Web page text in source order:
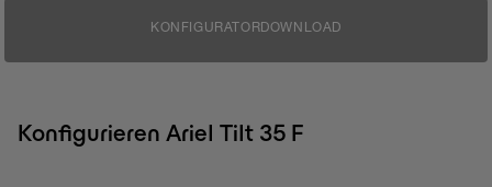
KONFIGURATORDOWNLOAD
Konfigurieren Ariel Tilt 35 F